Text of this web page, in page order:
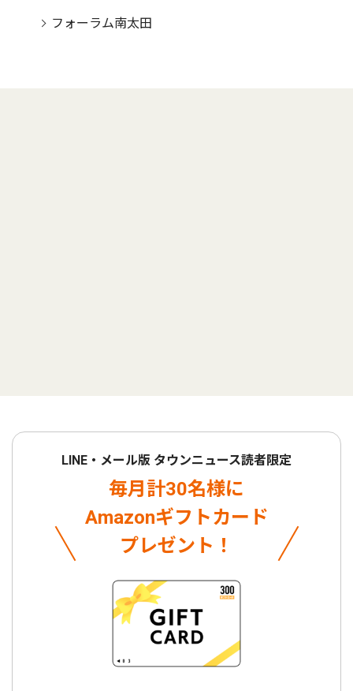
フォーラム南太田
LINE・メール版 タウンニュース読者限定
毎月計30名様に
Amazonギフトカード
プレゼント！